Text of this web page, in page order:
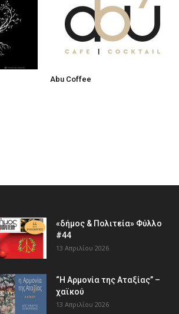
Abu Coffee
«δήμος & Πολιτεία» Φύλλο
#44
13 Απριλίου 2026
“Η Αρμονία της Αταξίας” –
χαϊκού
13 Απριλίου 2026